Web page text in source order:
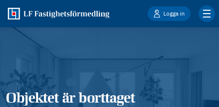
Logga in
Objektet är borttaget